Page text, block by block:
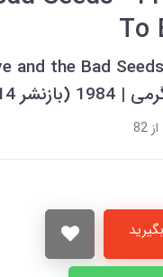
To
از 82